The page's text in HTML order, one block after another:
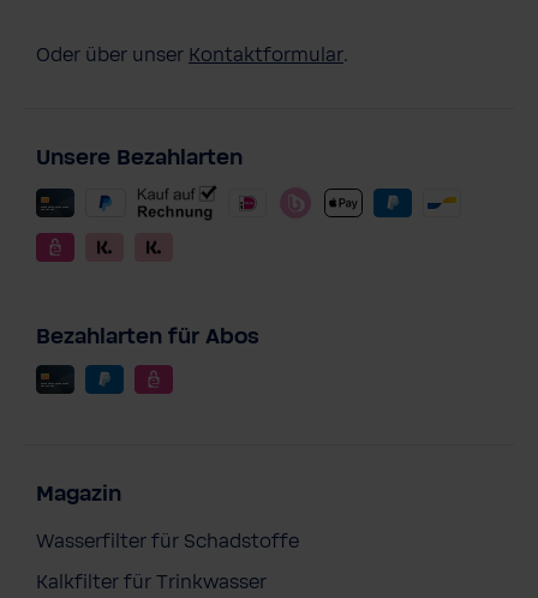
Oder über unser Kontaktformular.
Unsere Bezahlarten
Bezahlarten für Abos
Magazin
Wasserfilter für Schadstoffe
Kalkfilter für Trinkwasser